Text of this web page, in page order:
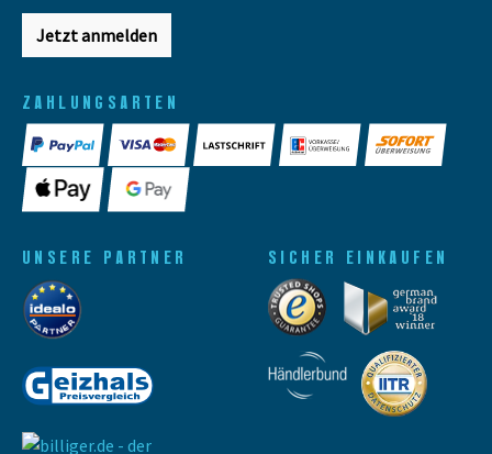
Jetzt anmelden
ZAHLUNGSARTEN
UNSERE PARTNER SICHER EINKAUFEN